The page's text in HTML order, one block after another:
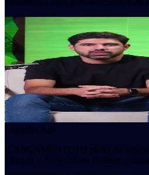
LinkedIn Ads
[LANÇAMENTO] O poder da criação
Chegou o AI Solutions Builder, a